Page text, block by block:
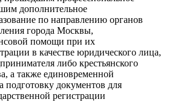
дополнительное
по направлению органов
города Москвы,
помощи при их
в качестве юридического лица,
либо крестьянского
а также единовременной
документов для
регистрации